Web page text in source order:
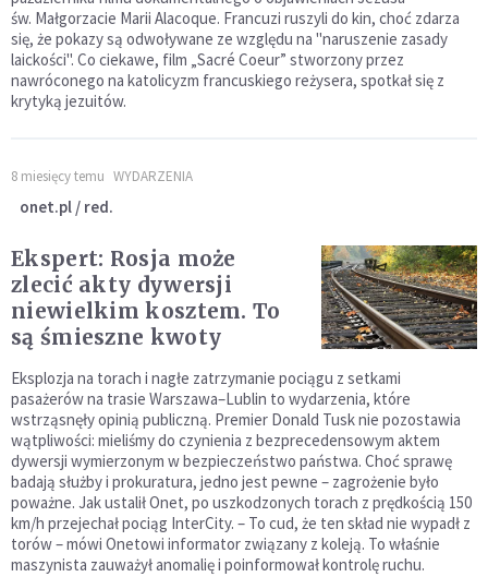
św. Małgorzacie Marii Alacoque. Francuzi ruszyli do kin, choć zdarza
się, że pokazy są odwoływane ze względu na "naruszenie zasady
laickości". Co ciekawe, film „Sacré Coeur” stworzony przez
nawróconego na katolicyzm francuskiego reżysera, spotkał się z
krytyką jezuitów.
8 miesięcy temu WYDARZENIA
onet.pl / red.
Ekspert: Rosja może
zlecić akty dywersji
niewielkim kosztem. To
Eksplozja na torach i nagłe zatrzymanie pociągu z setkami
pasażerów na trasie Warszawa–Lublin to wydarzenia, które
wstrząsnęły opinią publiczną. Premier Donald Tusk nie pozostawia
wątpliwości: mieliśmy do czynienia z bezprecedensowym aktem
dywersji wymierzonym w bezpieczeństwo państwa. Choć sprawę
badają służby i prokuratura, jedno jest pewne – zagrożenie było
poważne. Jak ustalił Onet, po uszkodzonych torach z prędkością 150
km/h przejechał pociąg InterCity. – To cud, że ten skład nie wypadł z
torów – mówi Onetowi informator związany z koleją. To właśnie
maszynista zauważył anomalię i poinformował kontrolę ruchu.